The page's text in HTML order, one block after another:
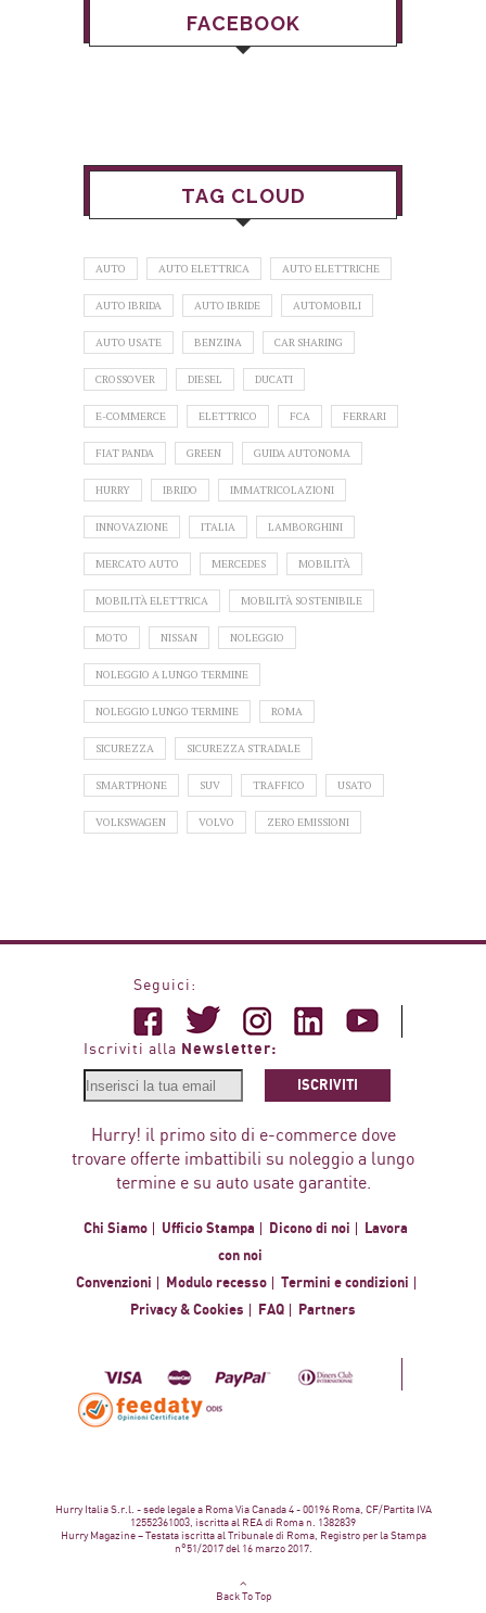
FACEBOOK
TAG CLOUD
AUTO AUTO ELETTRICA AUTO ELETTRICHE
AUTO IBRIDA AUTO IBRIDE AUTOMOBILI
AUTO USATE BENZINA CAR SHARING
CROSSOVER DIESEL DUCATI
E-COMMERCE ELETTRICO FCA FERRARI
FIAT PANDA GREEN GUIDA AUTONOMA
HURRY IBRIDO IMMATRICOLAZIONI
INNOVAZIONE ITALIA LAMBORGHINI
MERCATO AUTO MERCEDES MOBILITÀ
MOBILITÀ ELETTRICA MOBILITÀ SOSTENIBILE
MOTO NISSAN NOLEGGIO
NOLEGGIO A LUNGO TERMINE
NOLEGGIO LUNGO TERMINE ROMA
SICUREZZA SICUREZZA STRADALE
SMARTPHONE SUV TRAFFICO USATO
VOLKSWAGEN VOLVO ZERO EMISSIONI
Seguici:
Iscriviti alla Newsletter:
ISCRIVITI
Hurry! il primo sito di e-commerce dove
trovare offerte imbattibili su noleggio a lungo
termine e su auto usate garantite.
Chi Siamo Ufficio Stampa Dicono di noi
Lavora
con noi
Convenzioni
Modulo recesso
Termini e condizioni
Privacy & Cookies
FAQ Partners
Hurry Italia S.r.l. - sede legale a Roma Via Canada 4 - 00196 Roma, CF/Partita IVA
12552361003, iscritta al REA di Roma n. 1382839
Hurry Magazine – Testata iscritta al Tribunale di Roma, Registro per la Stampa
n°51/2017 del 16 marzo 2017.
Back To Top